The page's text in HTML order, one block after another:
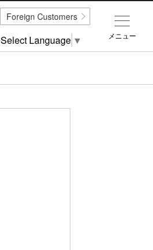
メニュー
Foreign Customers
Select Language ▼